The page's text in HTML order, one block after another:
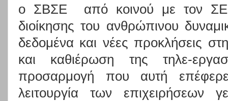
ο ΣΒΣΕ
από κοινού με τον
διοίκησης του ανθρώπινου
δεδομένα και νέες προκλήσεις
και καθιέρωση της τηλε-
προσαρμογή που αυτή
λειτουργία των επιχειρήσεων